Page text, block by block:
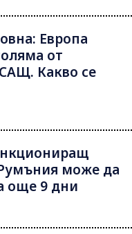
Европа
от
Какво се
може да
още 9 дни